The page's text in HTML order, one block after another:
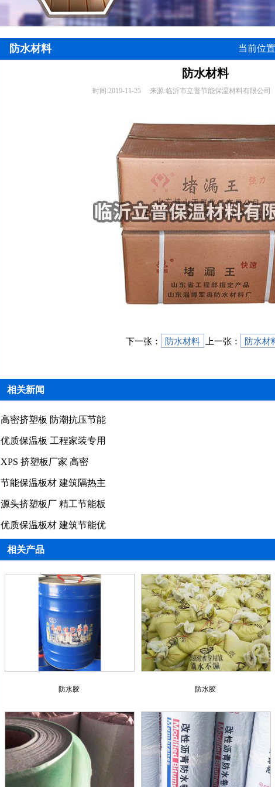
防水材料 当前位
防水材料
时间:2019-11-25 来源:临沂市立普节能保温材料有限公司
下一张： 防水材料 上一张： 防水材
相关新闻
高密挤塑板 防潮抗压节能
优质保温板 工程家装专用
XPS 挤塑板厂家 高密
节能保温板材 建筑隔热主
源头挤塑板厂 精工节能板
优质保温板材 建筑节能优
相关产品
防水胶 防水胶